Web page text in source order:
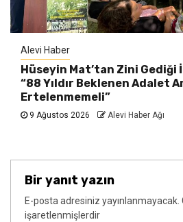
Alevi Haber
Hüseyin Mat’tan Zini Gediği
“88 Yıldır Beklenen Adalet
Ertelenmemeli”
9 Ağustos 2026 Alevi Haber Ağı
Bir yanıt yazın
E-posta adresiniz yayınlanmayacak.
işaretlenmişlerdir